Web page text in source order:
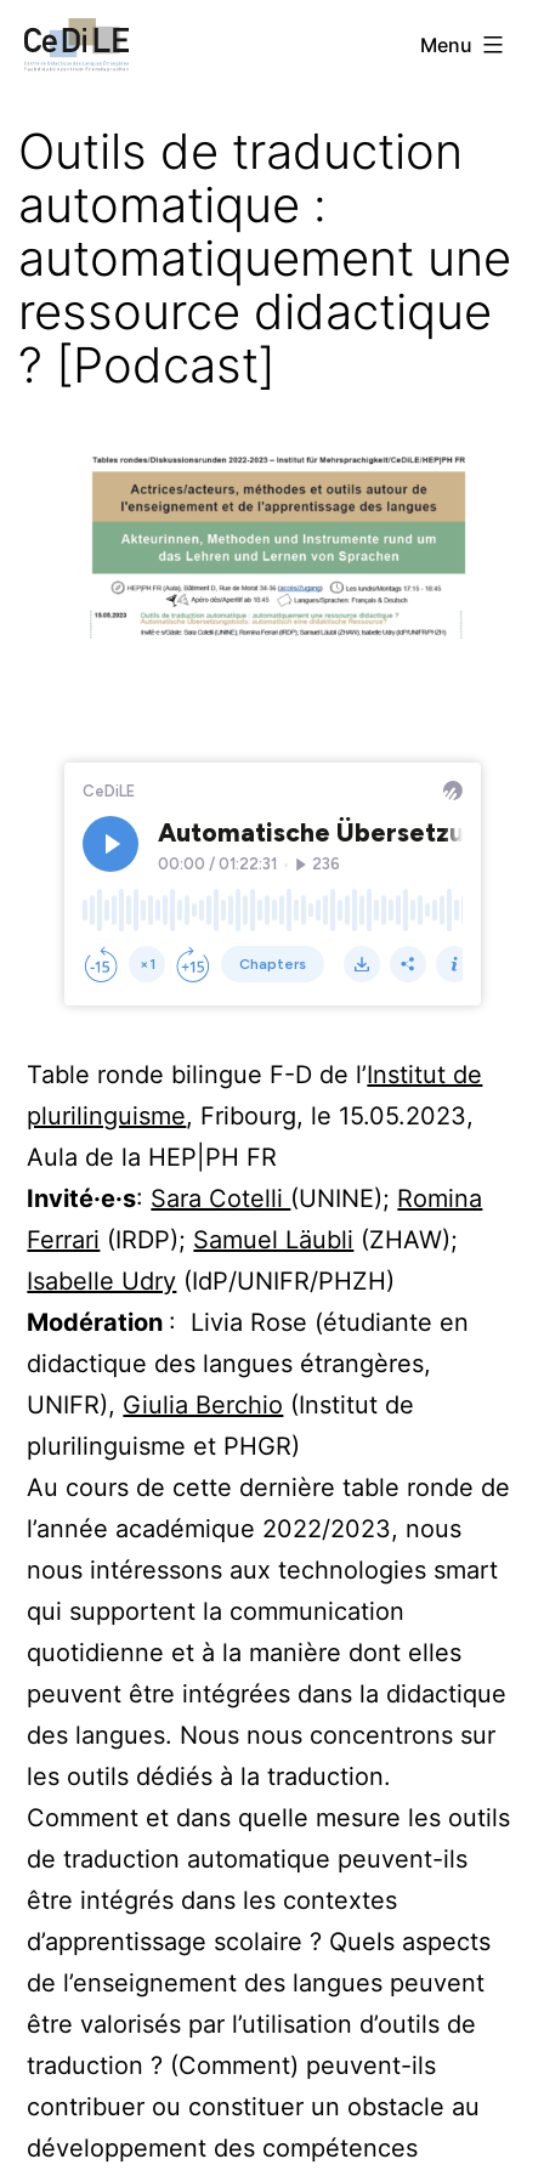
auCeDiLE Menu
Outils de traduction
automatique :
automatiquement une
ressource didactique
? [Podcast]
Table ronde bilingue F-D de l’Institut de
plurilinguisme, Fribourg, le 15.05.2023,
Aula de la HEP|PH FR
Invité·e·s: Sara Cotelli (UNINE); Romina
Ferrari (IRDP); Samuel Läubli (ZHAW);
Isabelle Udry (IdP/UNIFR/PHZH)
Modération : Livia Rose (étudiante en
didactique des langues étrangères,
UNIFR), Giulia Berchio (Institut de
plurilinguisme et PHGR)
Au cours de cette dernière table ronde de
l’année académique 2022/2023, nous
nous intéressons aux technologies smart
qui supportent la communication
quotidienne et à la manière dont elles
peuvent être intégrées dans la didactique
des langues. Nous nous concentrons sur
les outils dédiés à la traduction.
Comment et dans quelle mesure les outils
de traduction automatique peuvent-ils
être intégrés dans les contextes
d’apprentissage scolaire ? Quels aspects
de l’enseignement des langues peuvent
être valorisés par l’utilisation d’outils de
traduction ? (Comment) peuvent-ils
contribuer ou constituer un obstacle au
développement des compétences